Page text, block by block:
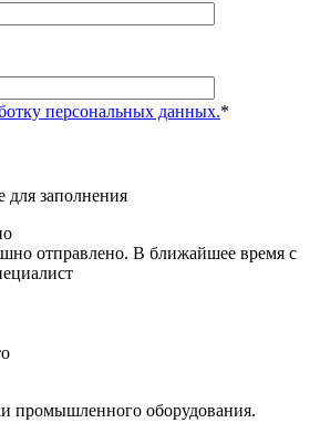
персональных данных.*
для заполнения
отправлено. В ближайшее время с
промышленного оборудования.